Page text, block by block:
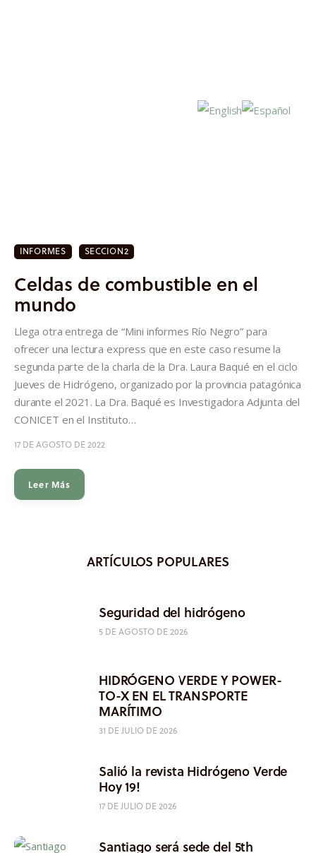
Investigación
Proyectos
Informes
Quiénes somos
INFORMES SECCION2
Celdas de combustible en el
mundo
Llega otra entrega de “Mini informes Río Negro” para
ofrecer una lectura express que en este caso resume la
segunda parte de la charla de la Dra. Laura Baqué en el ciclo
Jueves de Hidrógeno, organizado por la provincia patagónica
durante el 2021. La Dra. Baqué es Investigadora Adjunta del
CONICET en el Instituto…
17 DE AGOSTO DE 2022
Leer Más
ARTÍCULOS POPULARES
Seguridad del hidrógeno
5 DE AGOSTO DE 2026
HIDRÓGENO VERDE Y POWER-
TO-X EN EL TRANSPORTE
MARÍTIMO
31 DE JULIO DE 2026
Salió la revista Hidrógeno Verde
Hoy 19!
17 DE JULIO DE 2026
Santiago será sede del 5th